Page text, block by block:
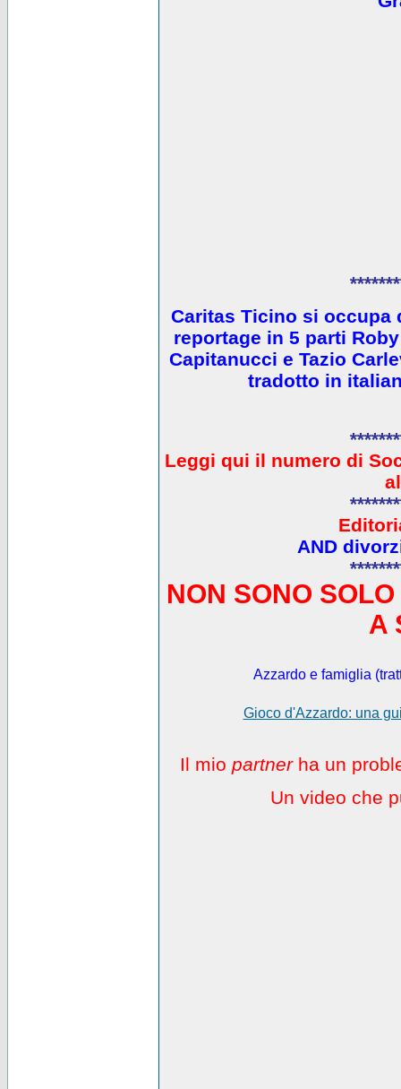
Caritas Ticino si occupa
reportage in 5 parti
Capitanucci e Tazio
tradotto in
Leggi qui il numero di
AND
NON SONO
A
Azzardo e famiglia
Gioco d'Azzardo: una
Il mio partnerha un
Un video che